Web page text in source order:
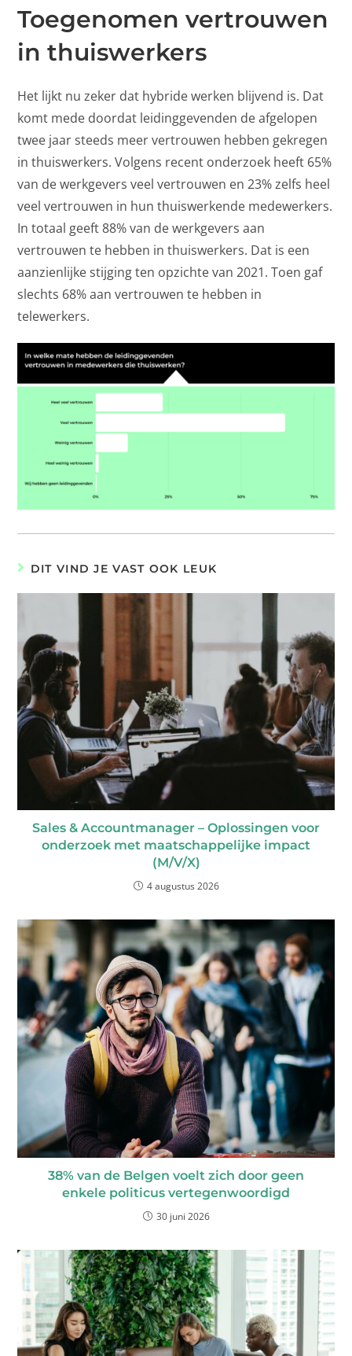
Toegenomen vertrouwen
in thuiswerkers
Het lijkt nu zeker dat hybride werken blijvend is. Dat
komt mede doordat leidinggevenden de afgelopen
twee jaar steeds meer vertrouwen hebben gekregen
in thuiswerkers. Volgens recent onderzoek heeft 65%
van de werkgevers veel vertrouwen en 23% zelfs heel
veel vertrouwen in hun thuiswerkende medewerkers.
In totaal geeft 88% van de werkgevers aan
vertrouwen te hebben in thuiswerkers. Dat is een
aanzienlijke stijging ten opzichte van 2021. Toen gaf
slechts 68% aan vertrouwen te hebben in
telewerkers.
DIT VIND JE VAST OOK LEUK
Sales & Accountmanager – Oplossingen voor
onderzoek met maatschappelijke impact
(M/V/X)
4 augustus 2026
38% van de Belgen voelt zich door geen
enkele politicus vertegenwoordigd
30 juni 2026